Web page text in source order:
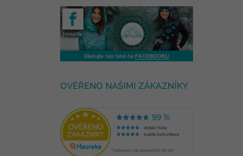
OVĚŘENO NAŠIMI ZÁKAZNÍKY